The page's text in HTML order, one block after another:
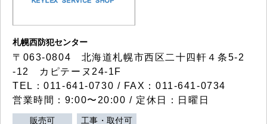
札幌西防犯センター
〒063-0804 北海道札幌市西区二十四軒４条5-2
-12 カピテーヌ24-1F
TEL：011-641-0730 / FAX：011-641-0734
営業時間：9:00〜20:00 / 定休日：日曜日
販売可 工事・取付可